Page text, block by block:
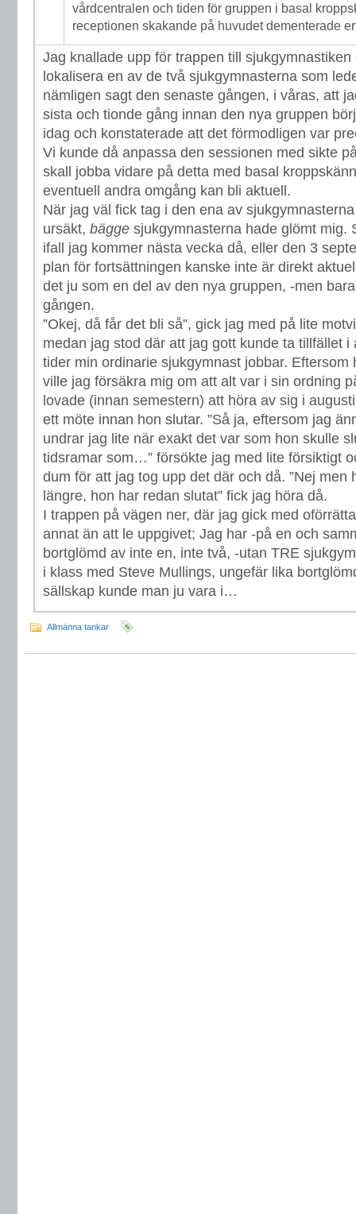
vårdcentralen och tiden för gruppen i basal
receptionen skakande på huvudet dementerade
Jag knallade upp för trappen till sjukgymnastiken
lokalisera en av de två sjukgymnasterna som
nämligen sagt den senaste gången, i våras, att
sista och tionde gång innan den nya gruppen
idag och konstaterade att det förmodligen var
Vi kunde då anpassa den sessionen med sikte
skall jobba vidare på detta med basal
eventuell andra omgång kan bli aktuell.
När jag väl fick tag i den ena av
ursäkt, bägge sjukgymnasterna hade glömt mig.
ifall jag kommer nästa vecka då, eller den 3
plan för fortsättningen kanske inte är direkt
det ju som en del av den nya gruppen, -men
gången.
”Okej, då får det bli så”, gick jag med på lite
medan jag stod där att jag gott kunde ta tillfället i
tider min ordinarie sjukgymnast jobbar. Eftersom
ville jag försäkra mig om att alt var i sin ordning
lovade (innan semestern) att höra av sig i
ett möte innan hon slutar. ”Så ja, eftersom jag
undrar jag lite när exakt det var som hon skulle
tidsramar som…” försökte jag med lite försiktigt
dum för att jag tog upp det där och då. ”Nej men
längre, hon har redan slutat” fick jag höra då.
I trappen på vägen ner, där jag gick med
annat än att le uppgivet; Jag har -på en och
bortglömd av inte en, inte två, -utan TRE
i klass med Steve Mullings, ungefär lika
sällskap kunde man ju vara i…
Allmänna tankar